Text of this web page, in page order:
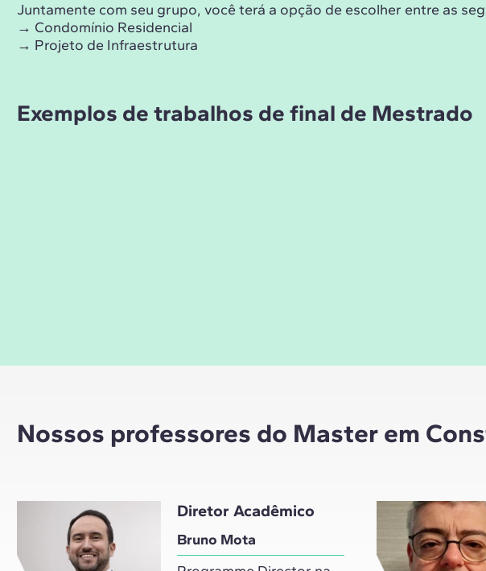
Juntamente com seu grupo, você terá a opção de escolher entre as
→ Condomínio Residencial
→ Projeto de Infraestrutura
Exemplos de trabalhos de final de Mestrado
Nossos professores do Master em
Diretor Acadêmico
Bruno Mota